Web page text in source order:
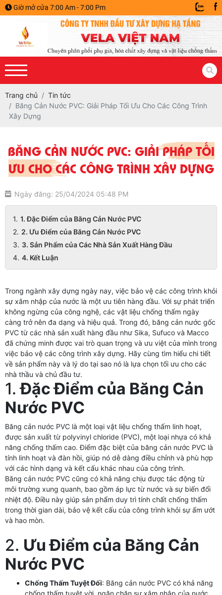
Giờ mở cửa 7:00 Am - 7:00 Pm
Trang chủ
Tin tức
Băng Cản Nước PVC: Giải Pháp Tối Ưu Cho Các Công Trình
Xây Dựng
BĂNG CẢN NƯỚC PVC: GIẢI PHÁP TỐI
ƯU CHO CÁC CÔNG TRÌNH XÂY DỰNG
Ngày đăng: 25/04/2024 05:48 PM
1. Đặc Điểm của Băng Cản Nước PVC
2. Ưu Điểm của Băng Cản Nước PVC
3. Sản Phẩm của Các Nhà Sản Xuất Hàng Đầu
4. Kết Luận
Trong ngành xây dựng ngày nay, việc bảo vệ các công trình khỏi
sự xâm nhập của nước là một ưu tiên hàng đầu. Với sự phát triển
không ngừng của công nghệ, các vật liệu chống thấm ngày
càng trở nên đa dạng và hiệu quả. Trong đó, băng cản nước gốc
PVC từ các nhà sản xuất hàng đầu như Sika, Sufuco và Macco
đã chứng minh được vai trò quan trọng và ưu việt của mình trong
việc bảo vệ các công trình xây dựng. Hãy cùng tìm hiểu chi tiết
về sản phẩm này và lý do tại sao nó là lựa chọn tối ưu cho các
nhà thầu và chủ đầu tư.
1.Đặc Điểm của Băng Cản
Nước PVC
Băng cản nước PVC là một loại vật liệu chống thấm linh hoạt,
được sản xuất từ polyvinyl chloride (PVC), một loại nhựa có khả
năng chống thấm cao. Điểm đặc biệt của băng cản nước PVC là
tính linh hoạt và đàn hồi, giúp nó dễ dàng điều chỉnh và phù hợp
với các hình dạng và kết cấu khác nhau của công trình.
Băng cản nước PVC cũng có khả năng chịu được tác động từ
môi trường xung quanh, bao gồm áp lực từ nước và sự biến đổi
nhiệt độ. Điều này giúp sản phẩm duy trì tính chất chống thấm
trong thời gian dài, bảo vệ kết cấu của công trình khỏi sự ẩm ướt
và hao mòn.
2. Ưu Điểm của Băng Cản
Nước PVC
Chống Thấm Tuyệt Đối: Băng cản nước PVC có khả năng